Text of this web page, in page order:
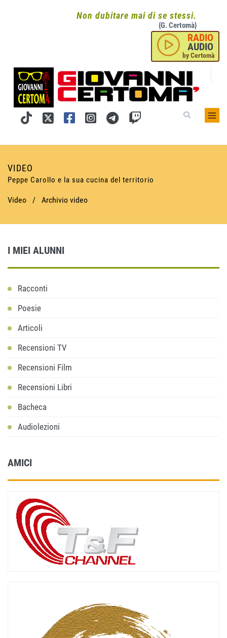
Non dubitare mai di se stessi.
{G. Certomà}
RADIO
AUDIO
by Certomà
VIDEO
Peppe Carollo e la sua cucina del territorio
Video / Archivio video
I MIEI ALUNNI
Racconti
Poesie
Articoli
Recensioni TV
Recensioni Film
Recensioni Libri
Bacheca
Audiolezioni
AMICI